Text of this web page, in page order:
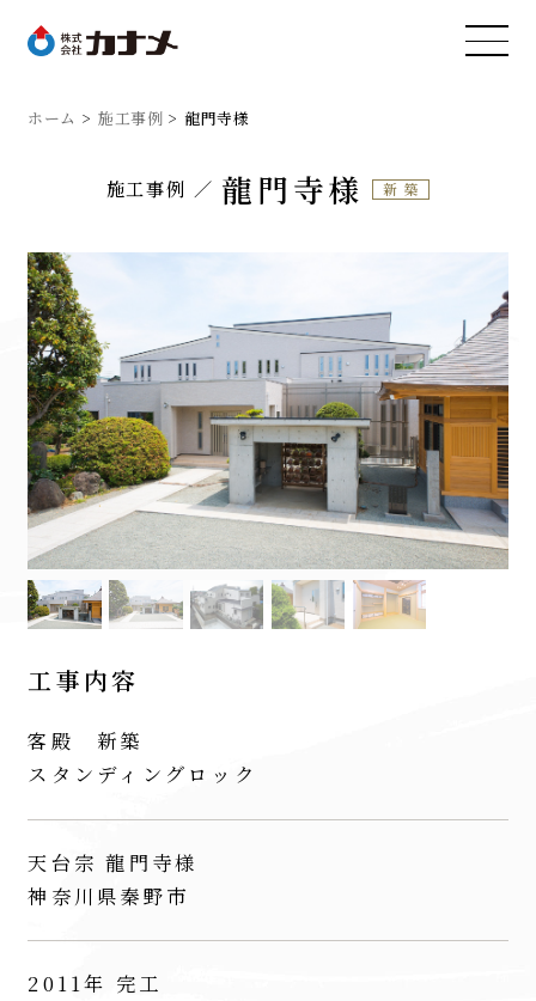
ホーム 施工事例 龍門寺様
施工事例 龍門寺様 新築
工事内容
客殿 新築
スタンディングロック
天台宗 龍門寺様
神奈川県秦野市
2011年 完工